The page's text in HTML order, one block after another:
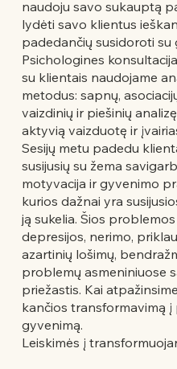
naudoju savo sukauptą
lydėti savo klientus
padedančių susidoroti su
Psichologines
su klientais naudojame
metodus: sapnų,
vaizdinių ir piešinių
aktyvią vaizduotę ir
Sesijų metu padedu
susijusių su žema
motyvacija ir gyvenimo
kurios dažnai yra
ją sukelia. Šios
depresijos, nerimo,
azartinių lošimų,
problemų asmeniniuose
priežastis. Kai
kančios transformavimą
gyvenimą.
Leiskimės į